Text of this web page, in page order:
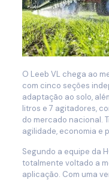
O Leeb VL chega ao
com cinco seções
adaptação ao solo,
litros e 7 agitadores,
do mercado nacional.
agilidade, economia e
Segundo a equipe da
totalmente voltado a
aplicação. Com uma